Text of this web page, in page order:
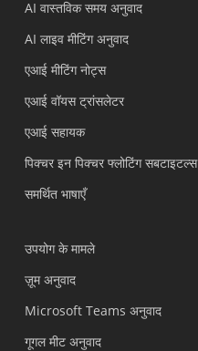
AI वास्तविक समय अनुवाद
AI लाइव मीटिंग अनुवाद
एआई मीटिंग नोट्स
एआई वॉयस ट्रांसलेटर
एआई सहायक
पिक्चर इन पिक्चर फ्लोटिंग सबटाइटल्स
समर्थित भाषाएँ
उपयोग के मामले
ज़ूम अनुवाद
Microsoft Teams अनुवाद
गूगल मीट अनुवाद